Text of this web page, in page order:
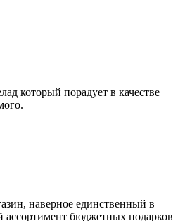
который порадует в качестве
наверное единственный в
ассортимент бюджетных подарков